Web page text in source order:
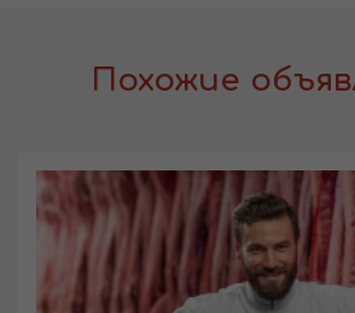
Похожие